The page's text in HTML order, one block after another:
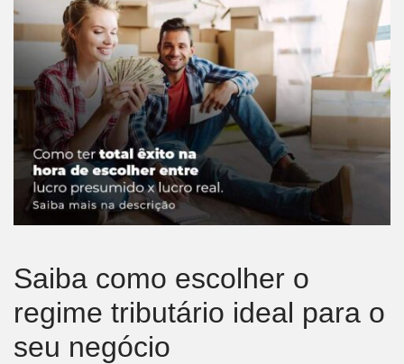
Saiba como escolher o
regime tributário ideal para o
seu negócio